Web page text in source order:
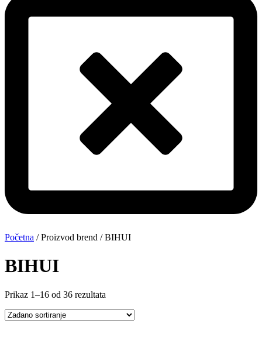
Početna / Proizvod brend / BIHUI
BIHUI
Prikaz 1–16 od 36 rezultata